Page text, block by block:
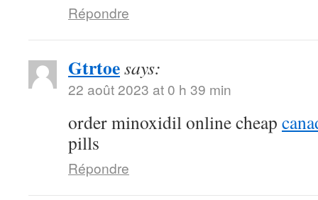
Répondre
Gtrtoesays:
22 août 2023 at 0 h 39 min
order minoxidil online cheap
pills
Répondre